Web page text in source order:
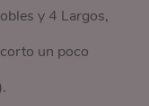
y 4 Largos,
un poco